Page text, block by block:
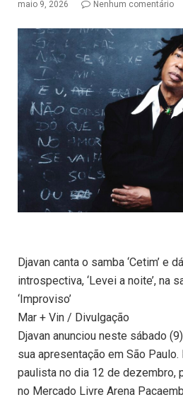
maio 9, 2026 Nenhum comentário
Djavan canta o samba ‘Cetim’ e
introspectiva, ‘Levei a noite’, na
‘Improviso’
Mar + Vin / Divulgação
Djavan anunciou neste sábado
sua apresentação em São
paulista no dia 12 de dezembro,
no Mercado Livre Arena